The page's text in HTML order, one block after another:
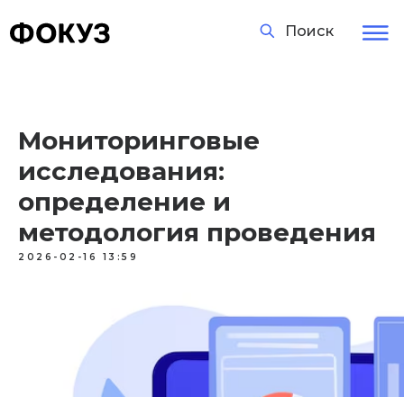
Поиск
Мониторинговые
исследования:
определение и
методология проведения
2026-02-16 13:59